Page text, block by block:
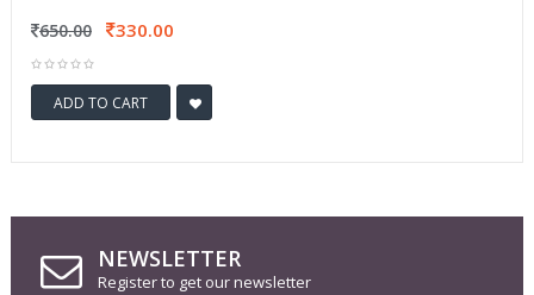
650.00 330.00
ADD TO CART
NEWSLETTER
Register to get our newsletter